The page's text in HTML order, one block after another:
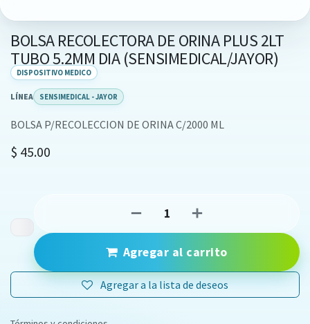
BOLSA RECOLECTORA DE ORINA PLUS 2LT
TUBO 5.2MM DIA (SENSIMEDICAL/JAYOR)
DISPOSITIVO MEDICO
LÍNEA SENSIMEDICAL - JAYOR
BOLSA P/RECOLECCION DE ORINA C/2000 ML
$ 45.00
Agregar al carrito
Agregar a la lista de deseos